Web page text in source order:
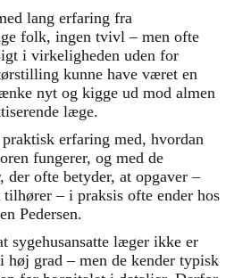
lang erfaring fra
folk, ingen tvivl – men ofte
i virkeligheden uden for
kunne have været en
nyt og kigge ud mod almen
læge.
erfaring med, hvordan
fungerer, og med de
der ofte betyder, at opgaver –
– i praksis ofte ender hos
Pedersen.
sygehusansatte læger ikke er
høj grad – men de kender typisk